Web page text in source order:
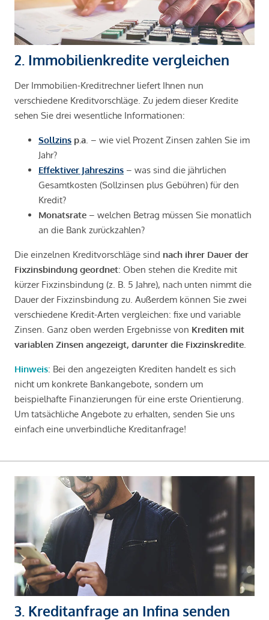
2. Immobilienkredite vergleichen
Der Immobilien-Kreditrechner liefert Ihnen nun
verschiedene Kreditvorschläge. Zu jedem dieser Kredite
sehen Sie drei wesentliche Informationen:
Sollzins p.a . – wie viel Prozent Zinsen zahlen Sie im
Jahr?
Effektiver Jahreszins – was sind die jährlichen
Gesamtkosten (Sollzinsen plus Gebühren) für den
Kredit?
Monatsrate – welchen Betrag müssen Sie monatlich
an die Bank zurückzahlen?
Die einzelnen Kreditvorschläge sind nach ihrer Dauer der
Fixzinsbindung geordnet: Oben stehen die Kredite mit
kürzer Fixzinsbindung (z. B. 5 Jahre), nach unten nimmt die
Dauer der Fixzinsbindung zu. Außerdem können Sie zwei
verschiedene Kredit-Arten vergleichen: fixe und variable
Zinsen. Ganz oben werden Ergebnisse von Krediten mit
variablen Zinsen angezeigt, darunter die Fixzinskredite
Hinweis: Bei den angezeigten Krediten handelt es sich
nicht um konkrete Bankangebote, sondern um
beispielhafte Finanzierungen für eine erste Orientierung.
Um tatsächliche Angebote zu erhalten, senden Sie uns
einfach eine unverbindliche Kreditanfrage!
3. Kreditanfrage an Infina senden